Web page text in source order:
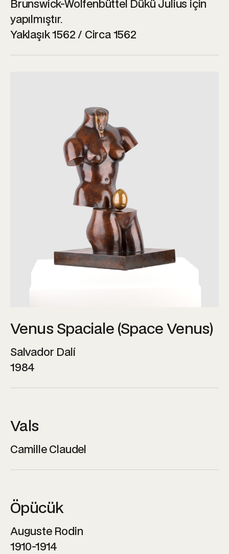
Brunswick-Wolfenbüttel Dükü Julius için
yapılmıştır.
Yaklaşık 1562 / Circa 1562
Venus Spaciale (Space Venus)
Salvador Dalí
1984
Vals
Camille Claudel
Öpücük
Auguste Rodin
1910-1914